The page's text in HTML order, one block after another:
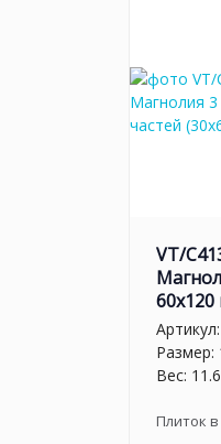
VT/
60х120
Артикул:
Размер:
Вес:
Плиток